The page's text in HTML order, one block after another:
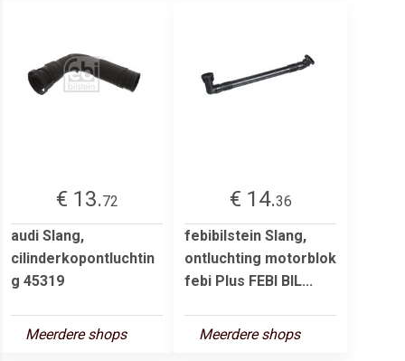
€ 13.72
audi Slang,
cilinderkopontluchtin
g 45319
Meerdere shops
€ 14.36
febibilstein Slang,
ontluchting motorblok
febi Plus FEBI BIL...
Meerdere shops